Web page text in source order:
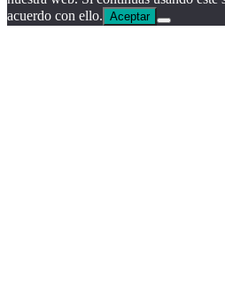
acuerdo con ello. Aceptar